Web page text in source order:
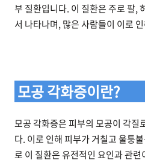
부 질환입니다. 이 질환은 주로 팔,
서 나타나며, 많은 사람들이 이로
모공 각화증이란?
모공 각화증은 피부의 모공이 각질
다. 이로 인해 피부가 거칠고 울퉁
로 이 질환은 유전적인 요인과 관